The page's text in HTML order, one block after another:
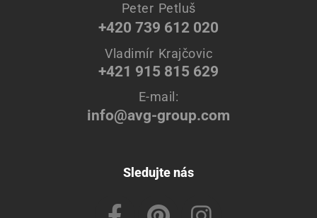
Peter Petluš
+420 739 612 020
Vladimír Krajčovic
+421 915 815 629
E-mail:
info@avg-group.com
Sledujte nás